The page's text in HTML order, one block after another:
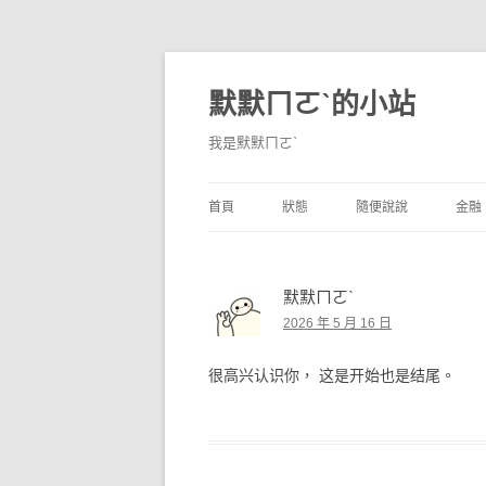
默默ㄇㄛˋ的小站
我是默默ㄇㄛˋ
首頁 狀態
獨白
隨便說說 金融
默默ㄇㄛˋ
2026 年 5 月 16 日
很高兴认识你， 这是开始也是结尾。